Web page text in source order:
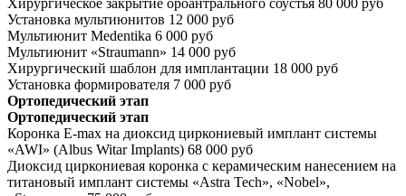
Хирургическое закрытие ороантрального соустья 80 000 руб
Установка мультиюнитов 12 000 руб
Мультиюнит Medentika 6 000 руб
Мультиюнит «Straumann» 14 000 руб
Хирургический шаблон для имплантации 18 000 руб
Установка формирователя 7 000 руб
Ортопедический этап
Ортопедический этап
Коронка E-max на диоксид циркониевый имплант системы
«AWI» (Albus Witar Implants) 68 000 руб
Диоксид циркониевая коронка с керамическим нанесением на
титановый имплант системы «Astra Tech», «Nobel»,